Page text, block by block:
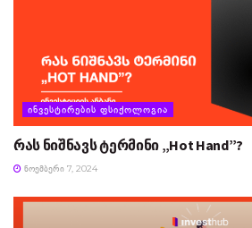
ᲘᲜᲕᲔᲡᲢᲘᲠᲔᲑᲘᲡ ᲤᲡᲘᲥᲝᲚᲝᲒᲘᲐ
რას ნიშნავს ტერმინი „Hot Hand”?
ᲜᲝᲔᲛᲑᲔᲠᲘ 7, 2024